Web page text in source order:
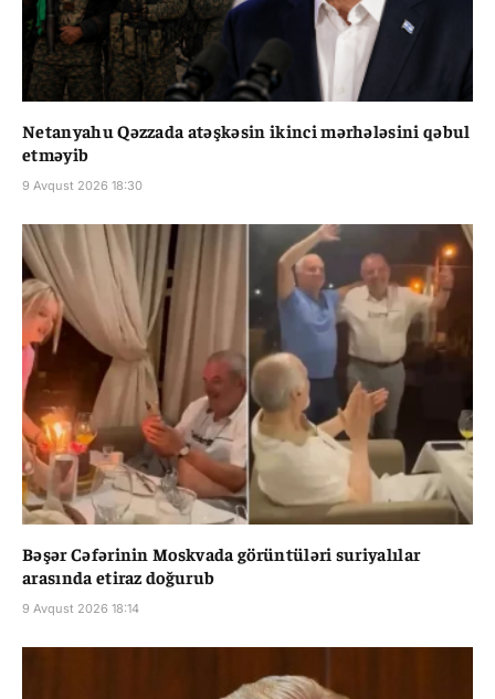
Netanyahu Qəzzada atəşkəsin ikinci mərhələsini qəbul
etməyib
9 Avqust 2026 18:30
Bəşər Cəfərinin Moskvada görüntüləri suriyalılar
arasında etiraz doğurub
9 Avqust 2026 18:14